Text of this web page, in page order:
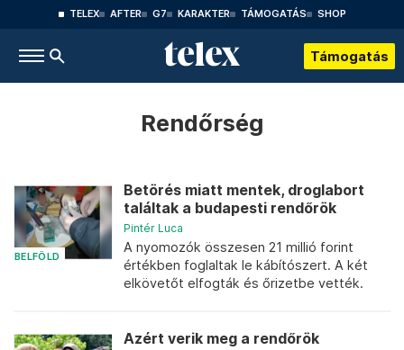
TELEX AFTER G7 KARAKTER TÁMOGATÁS SHOP
Támogatás
Rendőrség
BELFÖLD
Betörés miatt mentek, droglabort
találtak a budapesti rendőrök
Pintér Luca
A nyomozók összesen 21 millió forint
értékben foglaltak le kábítószert. A két
elkövetőt elfogták és őrizetbe vették.
Azért verik meg a rendőrök